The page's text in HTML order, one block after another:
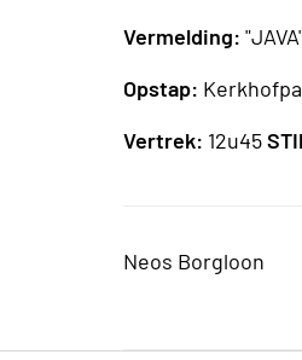
Vermelding:
Opstap:
Vertrek: 12u45
Neos Borgloon